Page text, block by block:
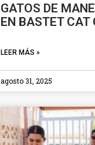
GATOS DE
EN BASTET CAT
LEER MÁS »
agosto 31, 2025